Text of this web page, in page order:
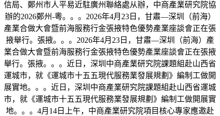
信局、鄭州市人平易近駐廣州聯絡處从辦，中商產業研究院協
辦的2026鄭州-粵。。。2026年4月23日，甘肅—深圳（前海）
產業合做大會暨前海服務行金張掖特色優勢產業座談會正在張
掖舉行。張掖。。。2026年4月23日，甘肅—深圳（前海）產
業合做大會暨前海服務行金張掖特色優勢產業座談會正在張掖
舉行。張掖。。。近日，深圳中商產業研究院課題組赴山西省
運城市，就《運城市十五五現代服務業發展規劃》編制工做開
展實地。。。近日，深圳中商產業研究院課題組赴山西省運城
市，就《運城市十五五現代服務業發展規劃》編制工做開展實
地。。。4月14日上午，中商產業研究院項目核心專家應邀赴